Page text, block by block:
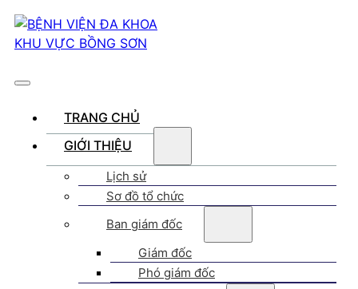
TRANG CHỦ
GIỚI THIỆU
Lịch sử
Sơ đồ tổ chức
Ban giám đốc
Giám đốc
Phó giám đốc